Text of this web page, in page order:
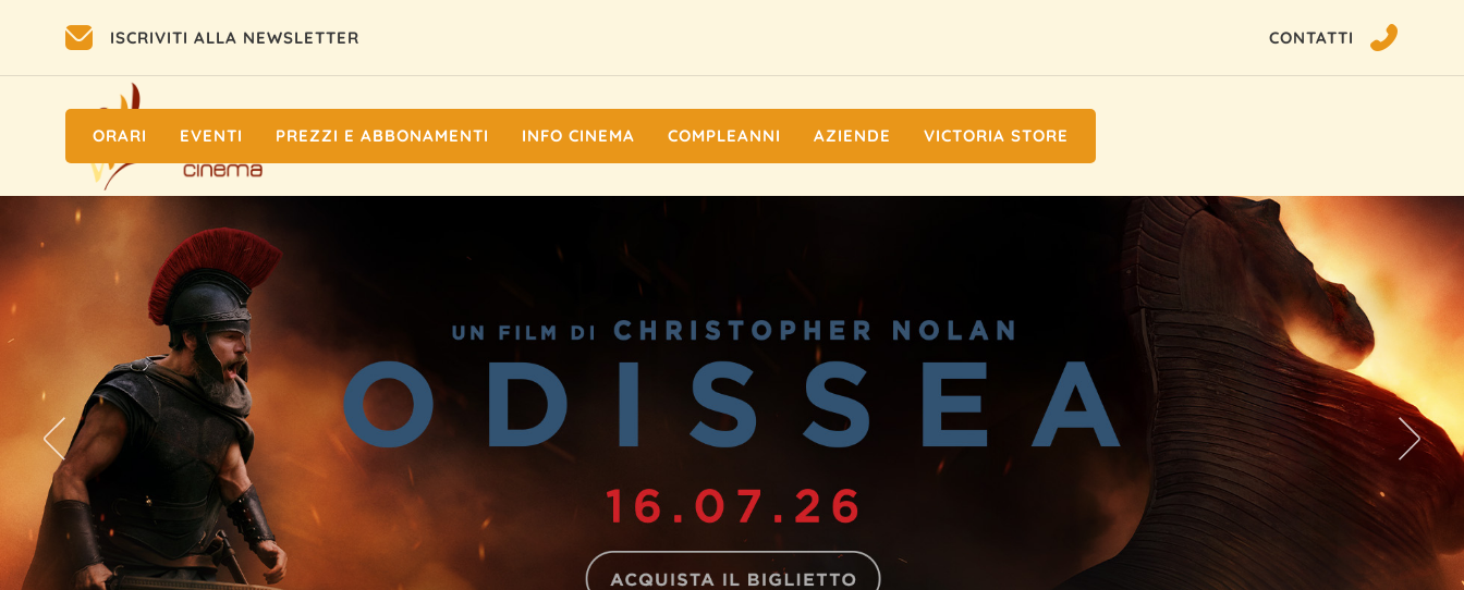
ISCRIVITI ALLA NEWSLETTER CONTATTI
ORARI EVENTI PREZZI E ABBONAMENTI INFO CINEMA COMPLEANNI AZIENDE VICTORIA STORE